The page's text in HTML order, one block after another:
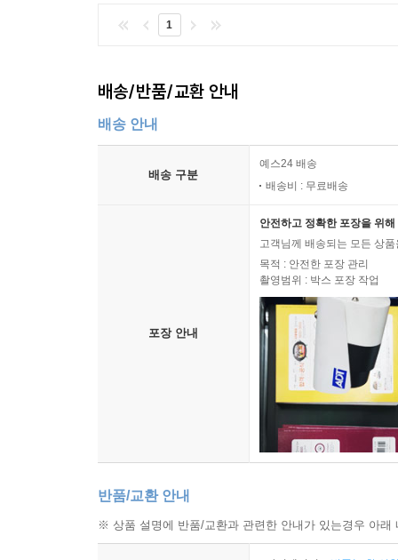
1
배송/반품/교환 안내
배송 안내
배송 구분
예스24 배송
배송비 : 무료배송
포장 안내
안전하고 정확한 포장을 위
고객님께 배송되는 모든 상
목적 : 안전한 포장 관리
촬영범위 : 박스 포장 작업
반품/교환 안내
※ 상품 설명에 반품/교환과 관련한 안내가 있는경우 아